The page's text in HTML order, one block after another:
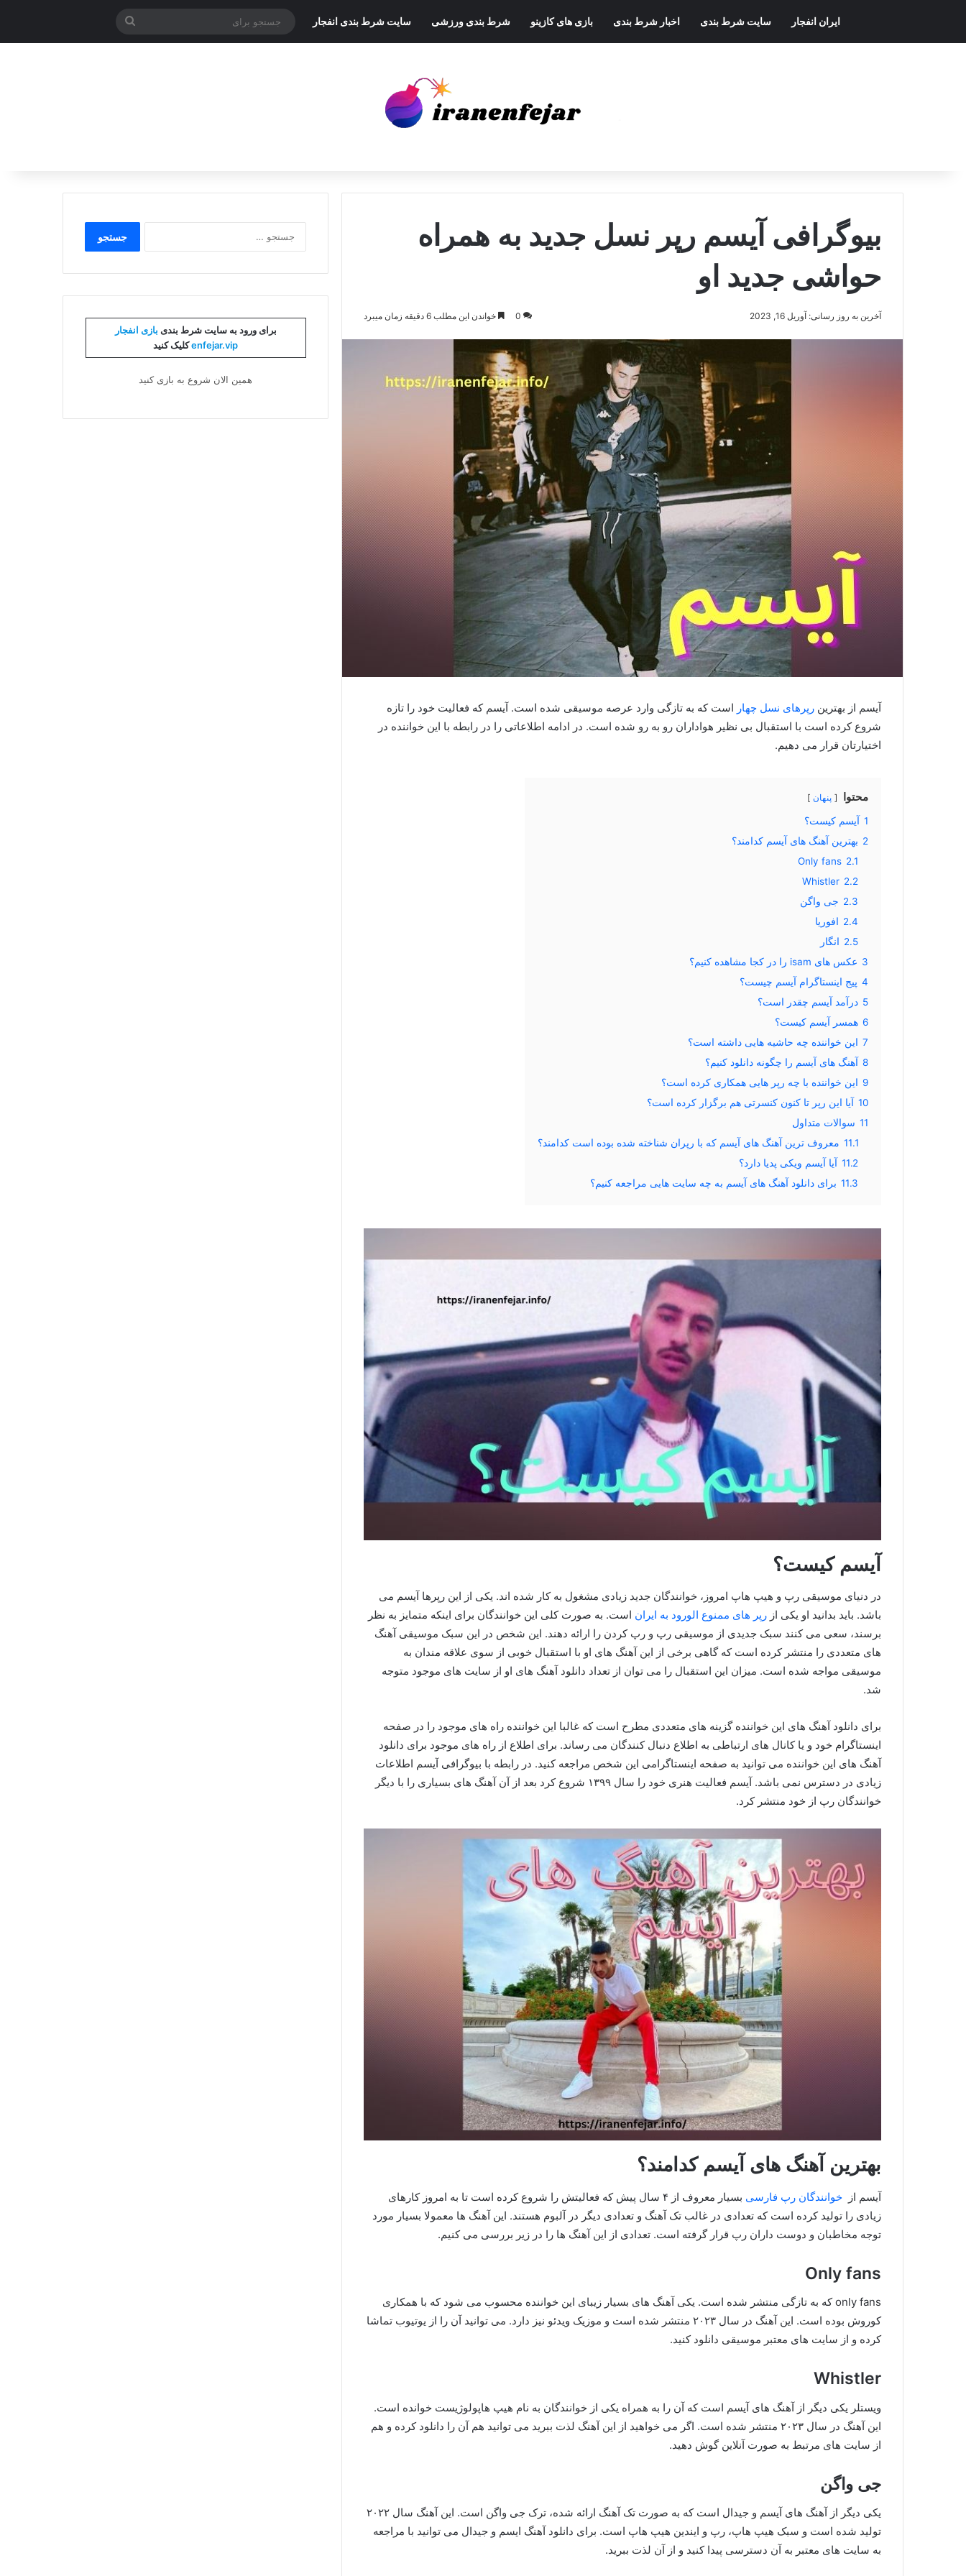
ایران انفجار سایت شرط بندی اخبار شرط بندی بازی های کازینو شرط بندی ورزشی سایت شرط بندی انفجار
جستجو
برای
بیوگرافی آیسم رپر نسل جدید به همراه
حواشی جدید او
آخرین به روز رسانی: آوریل 16, 2023 0 خواندن این مطلب 6 دقیقه زمان میبرد
آیسم از بهترین رپرهای نسل چهار است که به تازگی وارد عرصه موسیقی شده است. آیسم که فعالیت خود را تازه
شروع کرده است با استقبال بی نظیر هواداران رو به رو شده است. در ادامه اطلاعاتی را در رابطه با این خواننده در
اختیارتان قرار می دهیم.
محتوا پنهان
1 آیسم کیست؟
2 بهترین آهنگ های آیسم کدامند؟
2.1
Only fans
2.2
Whistler
2.3 جی واگن
2.4 افوریا
2.5 انگار
3 عکس های isam را در کجا مشاهده کنیم؟
4 پیج اینستاگرام آیسم چیست؟
5 درآمد آیسم چقدر است؟
6 همسر آیسم کیست؟
7 این خواننده چه حاشیه هایی داشته است؟
8 آهنگ های آیسم را چگونه دانلود کنیم؟
9 این خواننده با چه رپر هایی همکاری کرده است؟
10 آیا این رپر تا کنون کنسرتی هم برگزار کرده است؟
11 سوالات متداول
11.1 معروف ترین آهنگ های آیسم که با رپران شناخته شده بوده است کدامند؟
11.2 آیا آیسم ویکی پدیا دارد؟
11.3 برای دانلود آهنگ های آیسم به چه سایت هایی مراجعه کنیم؟
آیسم کیست؟
در دنیای موسیقی رپ و هیپ هاپ امروز، خوانندگان جدید زیادی مشغول به کار شده اند. یکی از این رپرها آیسم می
باشد. باید بدانید او یکی از رپر های ممنوع الورود به ایران است. به صورت کلی این خوانندگان برای اینکه متمایز به نظر
برسند، سعی می کنند سبک جدیدی از موسیقی رپ و رپ کردن را ارائه دهند. این شخص در این سبک موسیقی آهنگ
های متعددی را منتشر کرده است که گاهی برخی از این آهنگ های او با استقبال خوبی از سوی علاقه مندان به
موسیقی مواجه شده است. میزان این استقبال را می توان از تعداد دانلود آهنگ های او از سایت های موجود متوجه
شد.
برای دانلود آهنگ های این خواننده گزینه های متعددی مطرح است که غالبا این خواننده راه های موجود را در صفحه
اینستاگرام خود و یا کانال های ارتباطی به اطلاع دنبال کنندگان می رساند. برای اطلاع از راه های موجود برای دانلود
آهنگ های این خواننده می توانید به صفحه اینستاگرامی این شخص مراجعه کنید. در رابطه با بیوگرافی آیسم اطلاعات
زیادی در دسترس نمی باشد. آیسم فعالیت هنری خود را سال ۱۳۹۹ شروع کرد بعد از آن آهنگ های بسیاری را با دیگر
خوانندگان رپ از خود منتشر کرد.
بهترین آهنگ های آیسم کدامند؟
آیسم از خوانندگان رپ فارسی
بسیار معروف از ۴ سال پیش که فعالیتش را شروع کرده است تا به امروز کارهای
زیادی را تولید کرده است که تعدادی در غالب تک آهنگ و تعدادی دیگر در آلبوم هستند. این آهنگ ها معمولا بسیار مورد
توجه مخاطبان و دوست داران رپ قرار گرفته است. تعدادی از این آهنگ ها را در زیر بررسی می کنیم.
Only fans
only fans که به تازگی منتشر شده است. یکی آهنگ های بسیار زیبای این خواننده محسوب می شود که با همکاری
کوروش بوده است. این آهنگ در سال ۲۰۲۳ منتشر شده است و موزیک ویدئو نیز دارد. می توانید آن را از یوتیوب تماشا
کرده و از سایت های معتبر موسیقی دانلود کنید.
Whistler
ویستلر یکی دیگر از آهنگ های آیسم است که آن را به همراه یکی از خوانندگان به نام هیپ هاپولوژیست خوانده است.
این آهنگ در سال ۲۰۲۳ منتشر شده است. اگر می خواهید از این آهنگ لذت ببرید می توانید هم آن را دانلود کرده و هم
از سایت های مرتبط به صورت آنلاین گوش دهید.
جی واگن
یکی دیگر از آهنگ های آیسم و جیدال است که به صورت تک آهنگ ارائه شده، ترک جی واگن است. این آهنگ سال ۲۰۲۲
تولید شده است و سبک هیپ هاپ، رپ و ایندین هیپ هاپ است. برای دانلود آهنگ ایسم و جیدال می توانید با مراجعه
به سایت های معتبر به آن دسترسی پیدا کنید و از آن لذت ببرید.
برای:
برای ورود به سایت شرط بندی بازی انفجار
enfejar.vipکلیک کنید
همین الان شروع به بازی کنید